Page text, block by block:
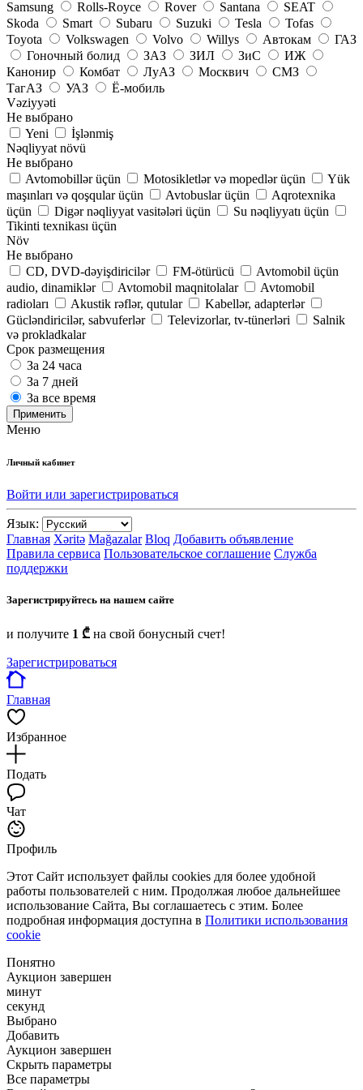
Samsung
Rolls-Royce Rover Santana
SEAT
Skoda
Smart Subaru Suzuki Tesla
Tofas
Toyota
Volkswagen Volvo Willys Автокам
ГАЗ
Гоночный болид
ЗАЗ ЗИЛ ЗиС
ИЖ
Канонир
Комбат ЛуАЗ Москвич
СМЗ
ТагАЗ
УАЗ
Ё-мобиль
Vəziyyəti
Не выбрано
Yeni
İşlənmiş
Nəqliyyat növü
Не выбрано
Avtomobillər üçün
Motosikletlər və mopedlər üçün
Yük
maşınları və qoşqular üçün
Avtobuslar üçün
Aqrotexnika
üçün
Digər nəqliyyat vasitələri üçün
Su nəqliyyatı üçün
Tikinti texnikası üçün
Növ
Не выбрано
CD, DVD-dəyişdiricilər
FM-ötürücü
Avtomobil üçün
audio, dinamiklər
Avtomobil maqnitolalar
Avtomobil
radioları
Akustik rəflər, qutular
Kabellər, adapterlər
Gücləndiricilər, sabvuferlər
Televizorlar, tv-tünerləri
Salnik
və prokladkalar
Срок размещения
За 24 часа
За 7 дней
За все время
Применить
Меню
Личный кабинет
Войти или зарегистрироваться
Язык:
Главная Xəritə Mağazalar Bloq Добавить объявление
Правила сервиса Пользовательское соглашение Служба
поддержки
Зарегистрируйтесь на нашем сайте
и получите 1 ₾ на свой бонусный счет!
Зарегистрироваться
Главная
Избранное
Подать
Чат
Профиль
Этот Сайт использует файлы cookies для более удобной
работы пользователей с ним. Продолжая любое дальнейшее
использование Сайта, Вы соглашаетесь с этим. Более
подробная информация доступна в Политики использования
cookie
Понятно
Аукцион завершен
минут
секунд
Выбрано
Добавить
Аукцион завершен
Скрыть параметры
Все параметры